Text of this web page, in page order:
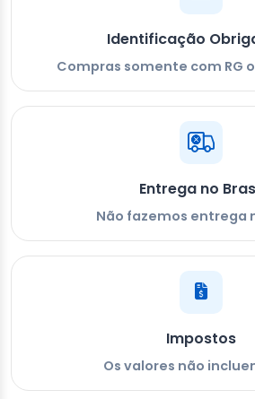
Identificação
Compras somente com RG
Entrega no
Não fazemos entrega
Impostos
Os valores não